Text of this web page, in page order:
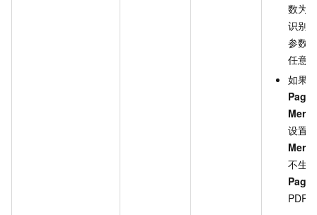
数为
识别
参数
任意
如果
设置
不生
PDF